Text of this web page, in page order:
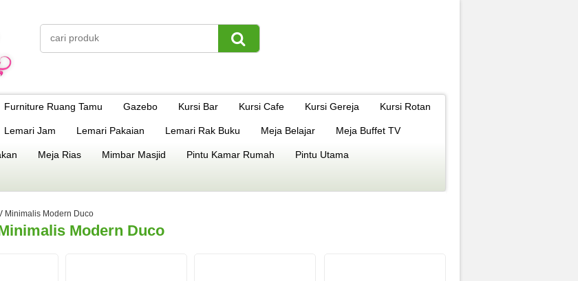
Furniture Ruang Tamu Gazebo Kursi Bar Kursi Cafe Kursi Gereja Kursi Rotan
Lemari Jam Lemari Pakaian Lemari Rak Buku Meja Belajar Meja Buffet TV
Meja Rias Mimbar Masjid Pintu Kamar Rumah Pintu Utama
Minimalis Modern Duco
Modern Duco